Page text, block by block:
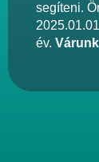
segíteni.
év.